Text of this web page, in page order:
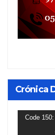
Crónica
Code